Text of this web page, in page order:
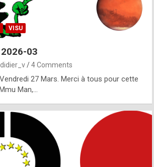
VISU
03
didier_v 4 Comments
27 Mars. Merci à tous pour cette
Man,…